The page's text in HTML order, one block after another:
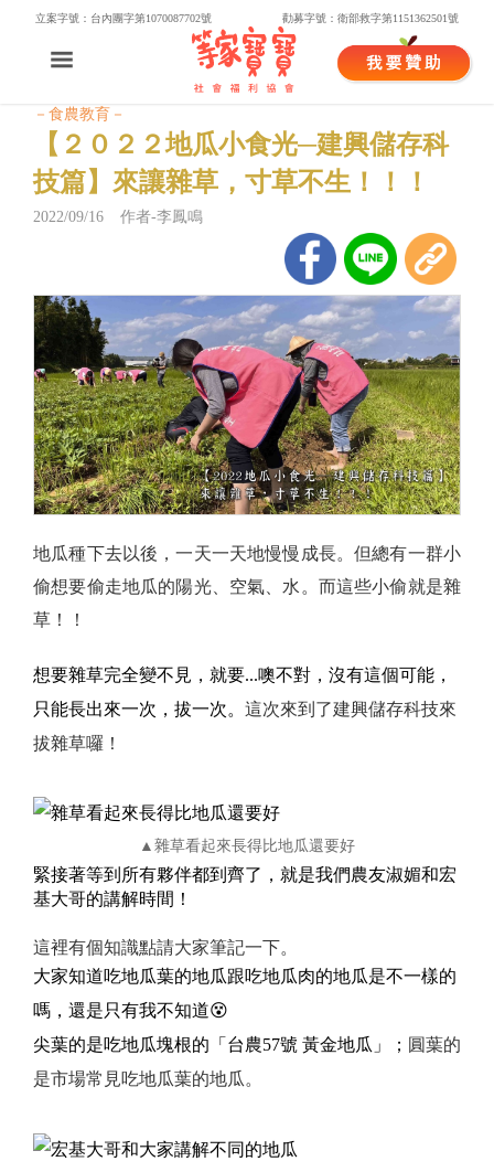
立案字號：台內團字第1070087702號 勸募字號：衛部救字第1151362501號
－食農教育－
【２０２２地瓜小食光─建興儲存科
技篇】來讓雜草，寸草不生！！！
2022/09/16 作者-李鳳鳴
地瓜種下去以後，一天一天地慢慢成長。但總有一群小
偷想要偷走地瓜的陽光、空氣、水。而這些小偷就是雜
草！！
想要雜草完全變不見，就要...噢不對，沒有這個可能，
只能長出來一次，拔一次。 這次來到了建興儲存科技來
拔雜草囉！
▲雜草看起來長得比地瓜還要好
緊接著等到所有夥伴都到齊了，就是我們農友淑媚和宏
基大哥的講解時間！
這裡有個知識點請大家筆記一下。
大家知道吃地瓜葉的地瓜跟吃地瓜肉的地瓜是不一樣的
嗎，還是只有我不知道😵
尖葉的是吃地瓜塊根的「台農57號 黃金地瓜」； 圓葉的
是市場常見吃地瓜葉的地瓜。